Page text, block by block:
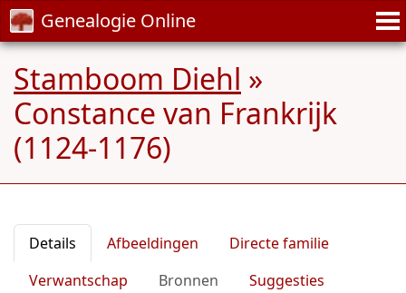
Genealogie Online
Stamboom Diehl »
Constance van Frankrijk
(1124-1176)
Details Afbeeldingen
Directe familie
Verwantschap
Bronnen
Suggesties